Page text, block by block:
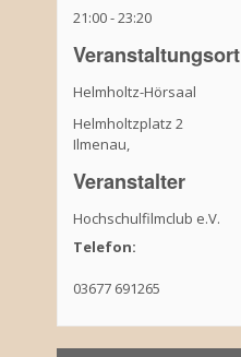
21:00 - 23:20
Veranstaltungsort
Helmholtz-Hörsaal
Helmholtzplatz 2
Ilmenau,
Veranstalter
Hochschulfilmclub e.V.
Telefon:
03677 691265